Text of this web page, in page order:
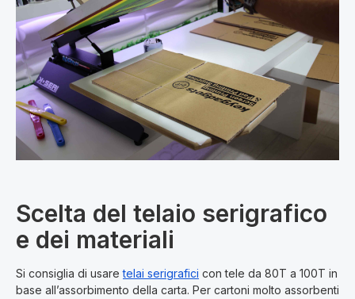
Scelta del telaio serigrafico
e dei materiali
Si consiglia di usaretelai serigrafici con tele da 80T a 100T in
base all’assorbimento della carta. Per cartoni molto assorbenti